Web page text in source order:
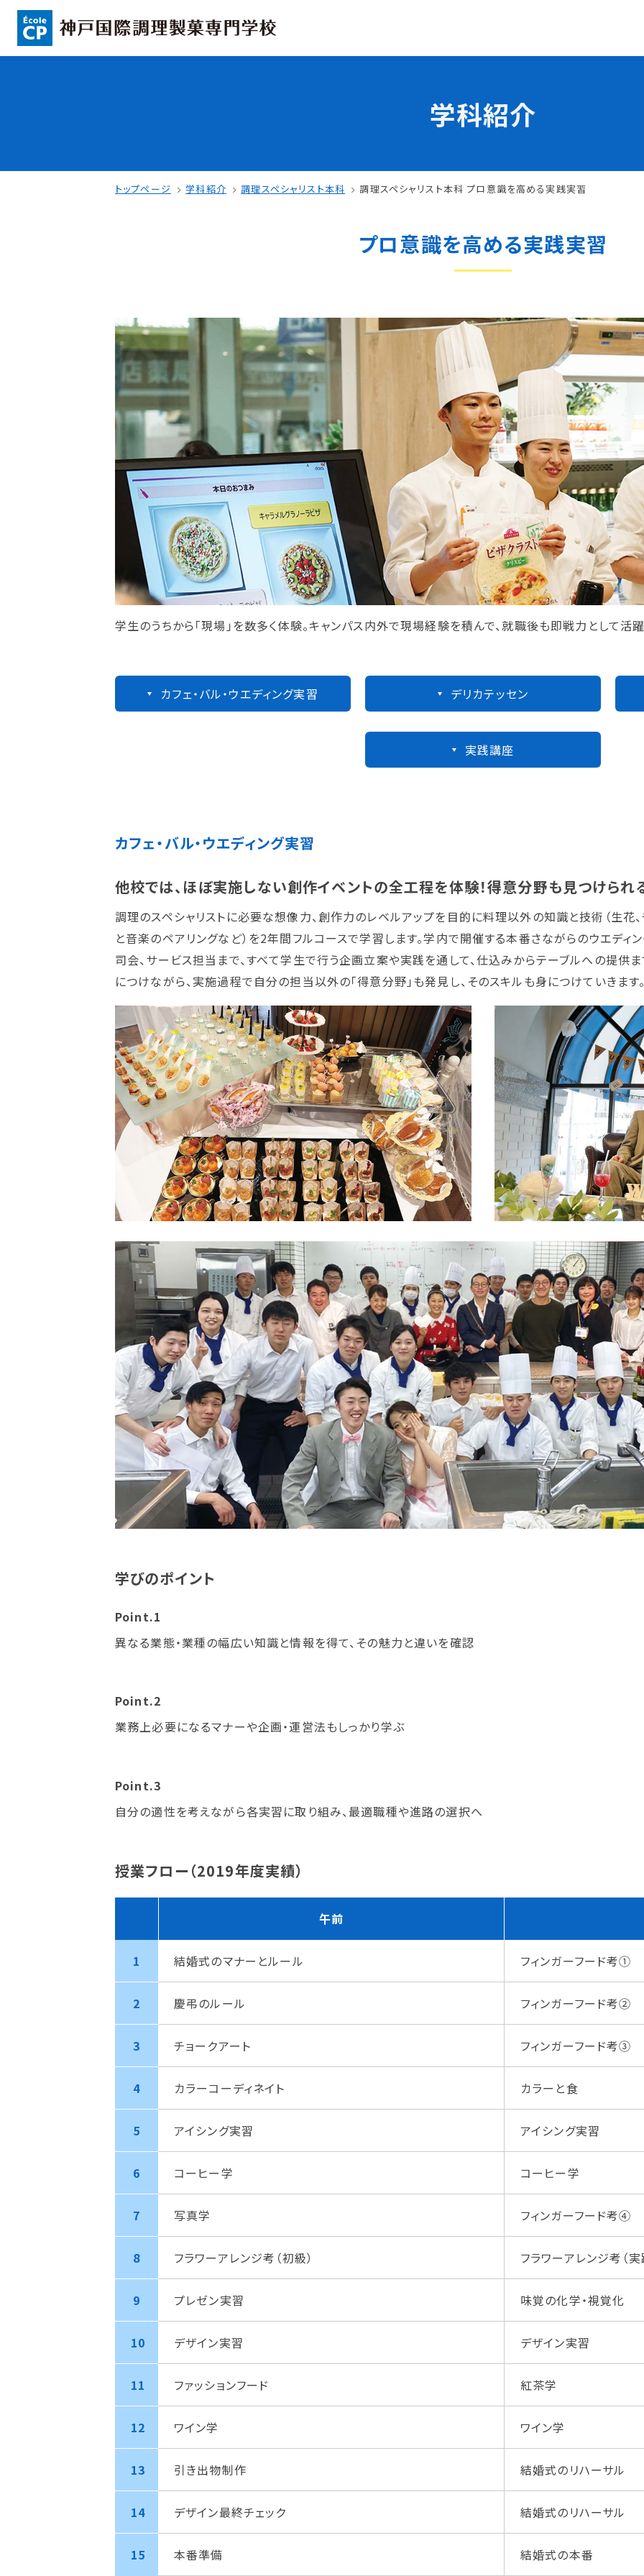
ここから始まる私の未来
日本全国から集まる学生たち
指定校推薦入試
一般入試
理事長メッセージ
学費サポート
住まいサポート
Wライセンスコース
資格・就職
資格について
就職について
内定者VOICE
インターンシップ
活躍する卒業生
学校の特長
サマーチャレンジ実習
海外研修
施設・設備紹介
学生カフェ営業インフォメーション
コックコート紹介
訪問者別
高校生の方へ
社会人・大学生・短大生の方へ
留学生の方へ(for Foreign
Student)
卒業生の方へ・
各種証明書の申請について
企業担当者の方へ
保護者の方へ
学科紹介
トップページ 学科紹介 調理スペシャリスト本科 調理スペシャリスト本科 プロ意識を高める実践実習
プロ意識を高める実践実習
学生のうちから「現場」を数多く体験。キャンパス内外で現場経験を積んで、就職後も即戦力として活
カフェ・バル・ウエディング実習 デリカテッセン
実践講座
カフェ・バル・ウエディング実習
他校では、ほぼ実施しない創作イベントの全工程を体験！得意分野も見つけられ
調理のスペシャリストに必要な想像力、創作力のレベルアップを目的に料理以外の知識と技術（生花、
と音楽のペアリングなど）を2年間フルコースで学習します。学内で開催する本番さながらのウエディン
司会、サービス担当まで、すべて学生で行う企画立案や実践を通して、仕込みからテーブルへの提供
につけながら、実施過程で自分の担当以外の「得意分野」も発見し、そのスキルも身につけていきます
学びのポイント
Point.1
異なる業態・業種の幅広い知識と情報を得て、その魅力と違いを確認
Point.2
業務上必要になるマナーや企画・運営法もしっかり学ぶ
Point.3
自分の適性を考えながら各実習に取り組み、最適職種や進路の選択へ
授業フロー（2019年度実績）
午前
1 結婚式のマナーとルール フィンガーフード考①
2 慶弔のルール フィンガーフード考②
3 チョークアート フィンガーフード考③
4 カラーコーディネイト カラーと食
5 アイシング実習 アイシング実習
6 コーヒー学 コーヒー学
7 写真学 フィンガーフード考④
8 フラワーアレンジ考（初級） フラワーアレンジ考（実
9 プレゼン実習 味覚の化学・視覚化
10 デザイン実習 デザイン実習
11 ファッションフード 紅茶学
12 ワイン学 ワイン学
13 引き出物制作 結婚式のリハーサル
14 デザイン最終チェック 結婚式のリハーサル
15 本番準備 結婚式の本番